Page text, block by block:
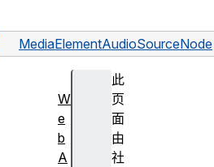
MediaElementAudioSourceNode
此
页
面
由
社
W
e
b
A